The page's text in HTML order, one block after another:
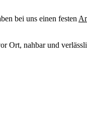
bei uns einen festen
Ort, nahbar und